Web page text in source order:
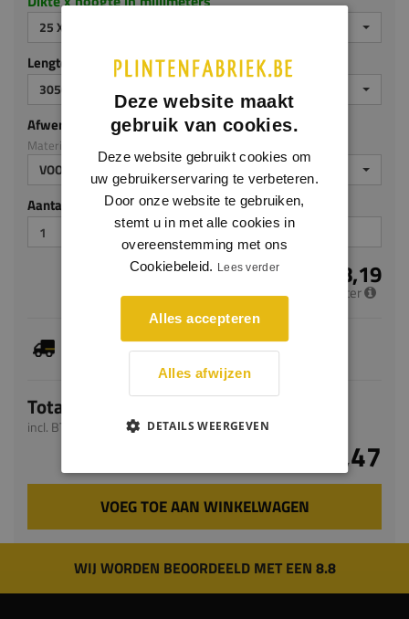
25 X 200 MM
Lengte (mm)
3050
Afwerking
Materiaal: MDF v313
VOORGELAKT
Aantal stuks
€ 18,19
per meter
Je hebt gekozen voor maatwerk, de verwachte
levertijd bedraagt 9-11 werkdagen
Totaal
incl. BTW
€ 55,47
VOEG TOE AAN WINKELWAGEN
WIJ WORDEN BEOORDEELD MET EEN 8.8
Deze website maakt
gebruik van cookies.
Deze website gebruikt cookies om
uw gebruikerservaring te verbeteren.
Door onze website te gebruiken,
stemt u in met alle cookies in
overeenstemming met ons
Cookiebeleid. Lees verder
Alles accepteren
Alles afwijzen
DETAILS WEERGEVEN